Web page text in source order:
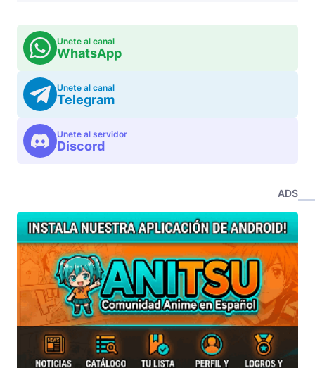
Unete al canal
WhatsApp
Unete al canal
Telegram
Unete al servidor
Discord
ADS